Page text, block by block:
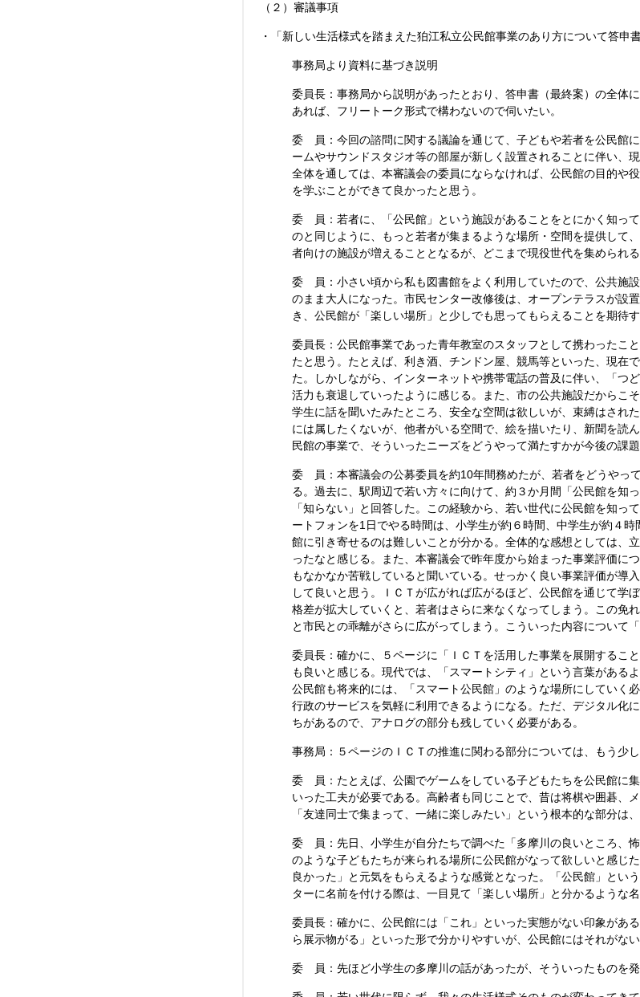
（２）審議事項
・「新しい生活様式を踏まえた狛江私立公民館事業のあり方について答申
事務局より資料に基づき説明
委員長：事務局から説明があったとおり、答申書（最終案）の全体
あれば、フリートーク形式で構わないので伺いたい。
委 員：今回の諮問に関する議論を通じて、子どもや若者を公民館
ームやサウンドスタジオ等の部屋が新しく設置されることに伴い、
全体を通しては、本審議会の委員にならなければ、公民館の目的や
を学ぶことができて良かったと思う。
委 員：若者に、「公民館」という施設があることをとにかく知っ
のと同じように、もっと若者が集まるような場所・空間を提供して
者向けの施設が増えることとなるが、どこまで現役世代を集められ
委 員：小さい頃から私も図書館をよく利用していたので、公共施
のまま大人になった。市民センター改修後は、オープンテラスが設
き、公民館が「楽しい場所」と少しでも思ってもらえることを期待
委員長：公民館事業であった青年教室のスタッフとして携わったこ
たと思う。たとえば、利き酒、チンドン屋、競馬等といった、現在
た。しかしながら、インターネットや携帯電話の普及に伴い、「つ
活力も衰退していったように感じる。また、市の公共施設だからこ
学生に話を聞いたみたところ、安全な空間は欲しいが、束縛はされ
には属したくないが、他者がいる空間で、絵を描いたり、新聞を読
民館の事業で、そういったニーズをどうやって満たすかが今後の課題
委 員：本審議会の公募委員を約10年間務めたが、若者をどうやっ
る。過去に、駅周辺で若い方々に向けて、約３か月間「公民館を知
「知らない」と回答した。この経験から、若い世代に公民館を知
ートフォンを1日でやる時間は、小学生が約６時間、中学生が約４
館に引き寄せるのは難しいことが分かる。全体的な感想としては、
ったなと感じる。また、本審議会で昨年度から始まった事業評価に
もなかなか苦戦していると聞いている。せっかく良い事業評価が導
して良いと思う。ＩＣＴが広がれば広がるほど、公民館を通じて学
格差が拡大していくと、若者はさらに来なくなってしまう。この免
と市民との乖離がさらに広がってしまう。こういった内容について
委員長：確かに、５ページに「ＩＣＴを活用した事業を展開するこ
も良いと感じる。現代では、「スマートシティ」という言葉がある
公民館も将来的には、「スマート公民館」のような場所にしていく
行政のサービスを気軽に利用できるようになる。ただ、デジタル化
ちがあるので、アナログの部分も残していく必要がある。
事務局：５ページのＩＣＴの推進に関わる部分については、もう少
委 員：たとえば、公園でゲームをしている子どもたちを公民館に
いった工夫が必要である。高齢者も同じことで、昔は将棋や囲碁、
「友達同士で集まって、一緒に楽しみたい」という根本的な部分は
委 員：先日、小学生が自分たちで調べた「多摩川の良いところ、
のような子どもたちが来られる場所に公民館がなって欲しいと感じ
良かった」と元気をもらえるような感覚となった。「公民館」とい
ターに名前を付ける際は、一目見て「楽しい場所」と分かるような
委員長：確かに、公民館には「これ」といった実態がない印象があ
ら展示物がる」といった形で分かりやすいが、公民館にはそれがな
委 員：先ほど小学生の多摩川の話があったが、そういったものを